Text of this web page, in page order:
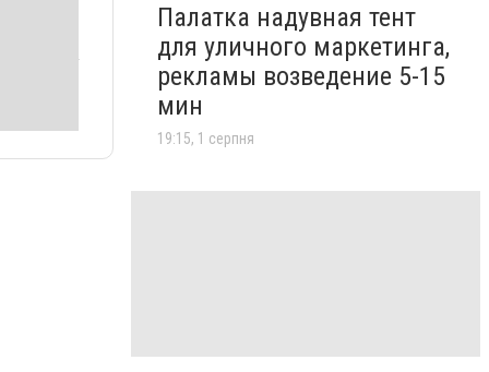
Палатка надувная тент
для уличного маркетинга,
рекламы возведение 5-15
мин
19:15, 1 серпня